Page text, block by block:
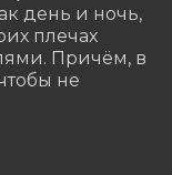
день и ночь,
плечах
Причём, в
не